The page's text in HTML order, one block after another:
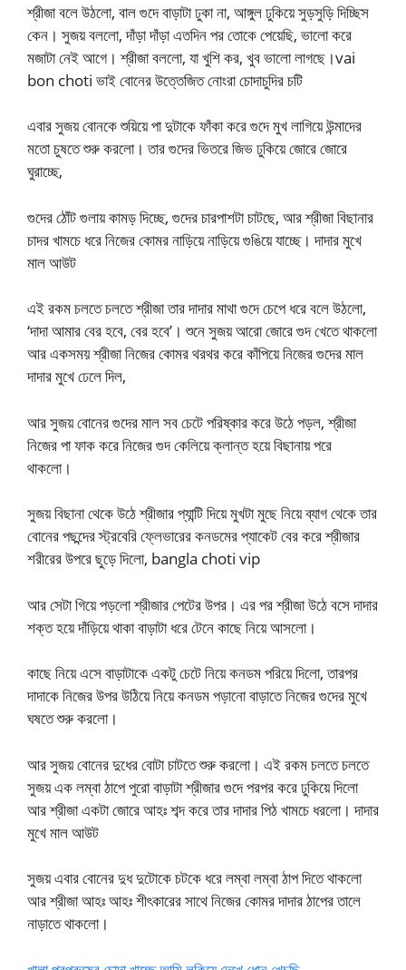
শ্রীজা বলে উঠলো, বাল গুদে বাড়াটা ঢুকা না, আঙ্গুল ঢুকিয়ে সুড়সুড়ি দিচ্ছিস
কেন। সুজয় বললো, দাঁড়া দাঁড়া এতদিন পর তোকে পেয়েছি, ভালো করে
মজাটা নেই আগে। শ্রীজা বললো, যা খুশি কর, খুব ভালো লাগছে।vai
bon choti ভাই বোনের উত্তেজিত নোংরা চোদাচুদির চটি
এবার সুজয় বোনকে শুয়িয়ে পা দুটাকে ফাঁকা করে গুদে মুখ লাগিয়ে উন্মাদের
মতো চুষতে শুরু করলো। তার গুদের ভিতরে জিভ ঢুকিয়ে জোরে জোরে
ঘুরাচ্ছে,
গুদের ঠোঁট গুলায় কামড় দিচ্ছে, গুদের চারপাশটা চাটছে, আর শ্রীজা বিছানার
চাদর খামচে ধরে নিজের কোমর নাড়িয়ে নাড়িয়ে গুঙিয়ে যাচ্ছে। দাদার মুখে
মাল আউট
এই রকম চলতে চলতে শ্রীজা তার দাদার মাথা গুদে চেপে ধরে বলে উঠলো,
‘দাদা আমার বের হবে, বের হবে’। শুনে সুজয় আরো জোরে গুদ খেতে থাকলো
আর একসময় শ্রীজা নিজের কোমর থরথর করে কাঁপিয়ে নিজের গুদের মাল
দাদার মুখে ঢেলে দিল,
আর সুজয় বোনের গুদের মাল সব চেটে পরিষ্কার করে উঠে পড়ল, শ্রীজা
নিজের পা ফাক করে নিজের গুদ কেলিয়ে ক্লান্ত হয়ে বিছানায় পরে
থাকলো।
সুজয় বিছানা থেকে উঠে শ্রীজার প্যান্টি দিয়ে মুখটা মুছে নিয়ে ব্যাগ থেকে তার
বোনের পছন্দের স্ট্রবেরি ফ্লেভারের কনডমের প্যাকেট বের করে শ্রীজার
শরীরের উপরে ছুড়ে দিলো, bangla choti vip
আর সেটা গিয়ে পড়লো শ্রীজার পেটের উপর। এর পর শ্রীজা উঠে বসে দাদার
শক্ত হয়ে দাঁড়িয়ে থাকা বাড়াটা ধরে টেনে কাছে নিয়ে আসলো।
কাছে নিয়ে এসে বাড়াটাকে একটু চেটে নিয়ে কনডম পরিয়ে দিলো, তারপর
দাদাকে নিজের উপর উঠিয়ে নিয়ে কনডম পড়ানো বাড়াতে নিজের গুদের মুখে
ঘষতে শুরু করলো।
আর সুজয় বোনের দুধের বোটা চাটতে শুরু করলো। এই রকম চলতে চলতে
সুজয় এক লম্বা ঠাপে পুরো বাড়াটা শ্রীজার গুদে পরপর করে ঢুকিয়ে দিলো
আর শ্রীজা একটা জোরে আহঃ শব্দ করে তার দাদার পিঠ খামচে ধরলো। দাদার
মুখে মাল আউট
সুজয় এবার বোনের দুধ দুটোকে চটকে ধরে লম্বা লম্বা ঠাপ দিতে থাকলো
আর শ্রীজা আহঃ আহঃ শীৎকারের সাথে নিজের কোমর দাদার ঠাপের তালে
নাড়াতে থাকলো।